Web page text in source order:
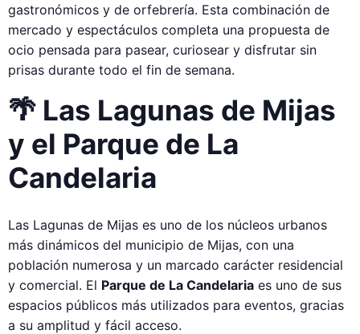
gastronómicos y de orfebrería. Esta combinación de
mercado y espectáculos completa una propuesta de
ocio pensada para pasear, curiosear y disfrutar sin
prisas durante todo el fin de semana.
🌴 Las Lagunas de Mijas
y el Parque de La
Candelaria
Las Lagunas de Mijas es uno de los núcleos urbanos
más dinámicos del municipio de Mijas, con una
población numerosa y un marcado carácter residencial
y comercial. El Parque de La Candelaria es uno de sus
espacios públicos más utilizados para eventos, gracias
a su amplitud y fácil acceso.